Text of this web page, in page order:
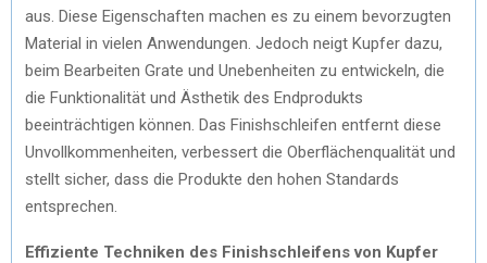
aus. Diese Eigenschaften machen es zu einem bevorzugten
Material in vielen Anwendungen. Jedoch neigt Kupfer dazu,
beim Bearbeiten Grate und Unebenheiten zu entwickeln, die
die Funktionalität und Ästhetik des Endprodukts
beeinträchtigen können. Das Finishschleifen entfernt diese
Unvollkommenheiten, verbessert die Oberflächenqualität und
stellt sicher, dass die Produkte den hohen Standards
entsprechen.
Effiziente Techniken des Finishschleifens von Kupfer